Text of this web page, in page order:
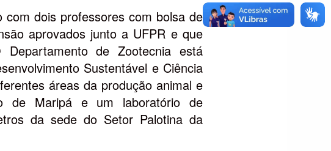
dois professores com bolsa de
aprovados junto a UFPR e que
de Zootecnia está
Sustentável e Ciência
áreas da produção animal e
de Maripá e um laboratório de
da sede do Setor Palotina da